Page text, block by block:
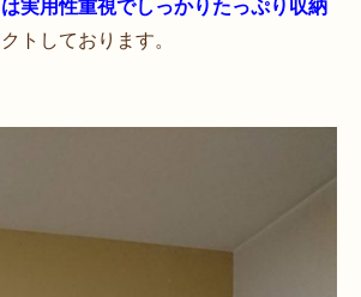
実用性重視でしっかりたっぷり収納
トしております。